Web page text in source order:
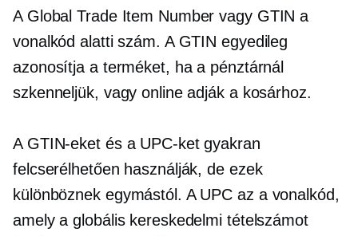
A Global Trade Item Number vagy GTIN a
vonalkód alatti szám. A GTIN egyedileg
azonosítja a terméket, ha a pénztárnál
szkenneljük, vagy online adják a kosárhoz.
A GTIN-eket és a UPC-ket gyakran
felcserélhetően használják, de ezek
különböznek egymástól. A UPC az a vonalkód,
amely a globális kereskedelmi tételszámot